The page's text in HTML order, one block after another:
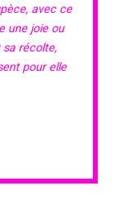
avec ce
une joie ou
récolte,
pour elle